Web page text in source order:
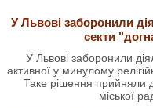
У Львові заборонили
секти
У Львові заборонили
активної у минулому
Таке рішення прийняли
міської